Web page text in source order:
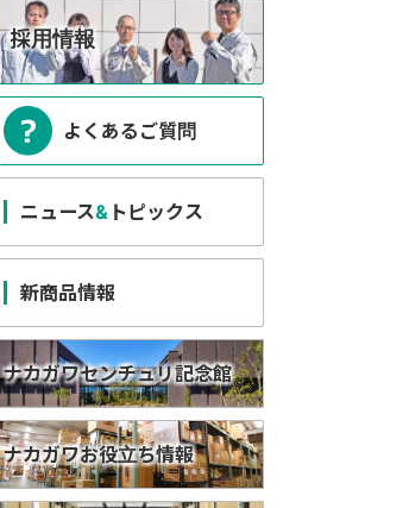
採用情報
よくあるご質問
ニュース& トピックス
新商品情報
ナカガワセンチュリ記念館
ナカガワお役立ち情報